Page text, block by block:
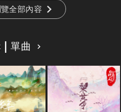
全部內容
| 單曲